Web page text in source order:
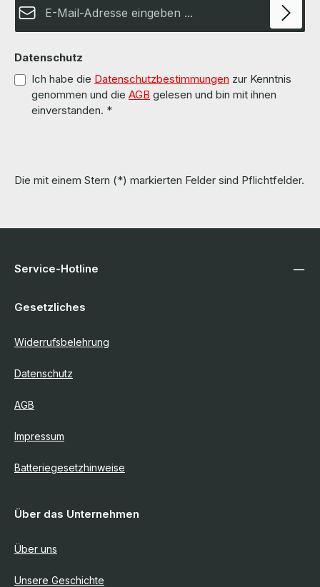
Datenschutz
Ich habe die Datenschutzbestimmungen zur Kenntnis
genommen und die AGB gelesen und bin mit ihnen
einverstanden. *
Die mit einem Stern (*) markierten Felder sind Pflichtfelder.
Service-Hotline
Gesetzliches
Widerrufsbelehrung
Datenschutz
AGB
Impressum
Batteriegesetzhinweise
Über das Unternehmen
Über uns
Unsere Geschichte